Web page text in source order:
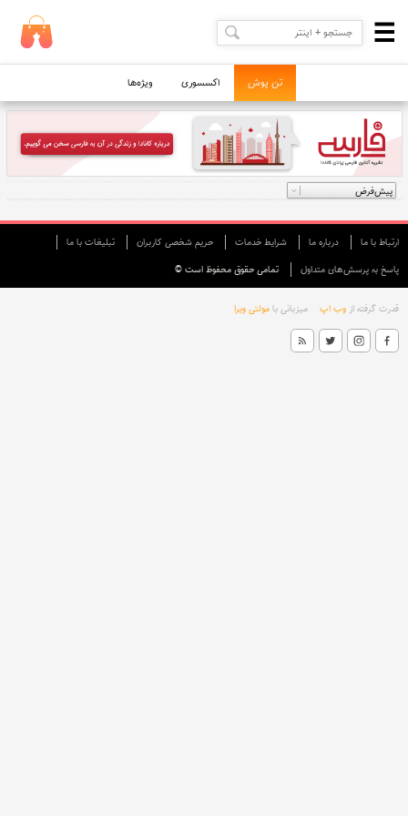
تن پوش اکسسوری ویژه‌ها
ارتباط با ما درباره ما شرایط خدمات حريم شخصی كاربران
تبليغات با ما
پاسخ به پرسش‌های متداول
تمامی حقوق محفوظ است ©
قدرت گرفته از وب اپ میزبانی بامولتی ویرا